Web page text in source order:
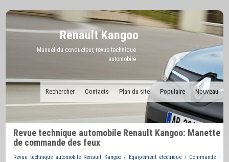
Renault Kangoo
Manuel du conducteur, revue technique
automobile
Nouveau
Populaire
Plan du site
Contacts
Rechercher
Revue technique automobile Renault Kangoo: Manette
de commande des feux
Revue technique automobile Renault Kangoo/ Equipement électrique / Commande -